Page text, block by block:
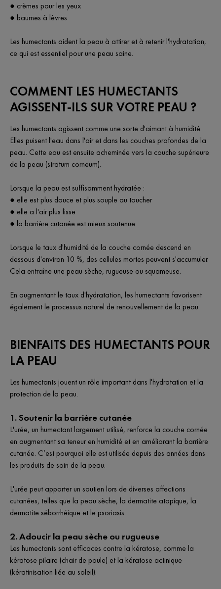
● crèmes pour les yeux
● baumes à lèvres
Les humectants aident la peau à attirer et à retenir l'hydratation,
ce qui est essentiel pour une peau saine.
COMMENT LES HUMECTANTS
AGISSENT-ILS SUR VOTRE PEAU ?
Les humectants agissent comme une sorte d'aimant à humidité.
Elles puisent l'eau dans l'air et dans les couches profondes de la
peau. Cette eau est ensuite acheminée vers la couche supérieure
de la peau (stratum corneum).
Lorsque la peau est suffisamment hydratée :
● elle est plus douce et plus souple au toucher
● elle a l'air plus lisse
● la barrière cutanée est mieux soutenue
Lorsque le taux d'humidité de la couche cornée descend en
dessous d'environ 10 %, des cellules mortes peuvent s'accumuler.
Cela entraîne une peau sèche, rugueuse ou squameuse.
En augmentant le taux d'hydratation, les humectants favorisent
également le processus naturel de renouvellement de la peau.
BIENFAITS DES HUMECTANTS POUR
LA PEAU
Les humectants jouent un rôle important dans l'hydratation et la
protection de la peau.
1. Soutenir la barrière cutanée
L'urée, un humectant largement utilisé, renforce la couche cornée
en augmentant sa teneur en humidité et en améliorant la barrière
cutanée. C’est pourquoi elle est utilisée depuis des années dans
les produits de soin de la peau.
L'urée peut apporter un soutien lors de diverses affections
cutanées, telles que la peau sèche, la dermatite atopique, la
dermatite séborrhéique et le psoriasis.
2. Adoucir la peau sèche ou rugueuse
Les humectants sont efficaces contre la kératose, comme la
kératose pilaire (chair de poule) et la kératose actinique
(kératinisation liée au soleil).